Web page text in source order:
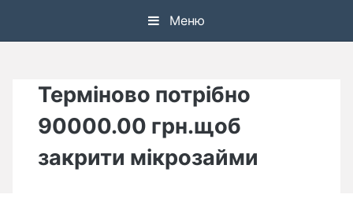
Меню
Терміново потрібно
90000.00 грн.щоб
закрити мікрозайми